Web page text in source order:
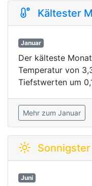
Kältester
Januar
Der kälteste
Temperatur von
Tiefstwerten um
Mehr zum Januar
Juni